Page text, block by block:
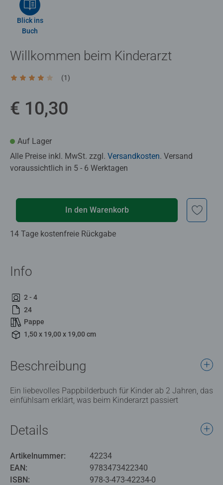
Blick ins
Buch
Willkommen beim Kinderarzt
Durchschnittliche Bewertung 4,0 von 5 Sternen.
(1)
€ 10,30
Auf Lager
Alle Preise inkl. MwSt. zzgl. Versandkosten. Versand
voraussichtlich in 5 - 6 Werktagen
In den Warenkorb
14 Tage kostenfreie Rückgabe
Info
2 - 4
24
Pappe
1,50 x 19,00 x 19,00 cm
Beschreibung
Ein liebevolles Pappbilderbuch für Kinder ab 2 Jahren, das
einfühlsam erklärt, was beim Kinderarzt passiert
Details
Artikelnummer:
42234
EAN:
9783473422340
ISBN:
978-3-473-42234-0